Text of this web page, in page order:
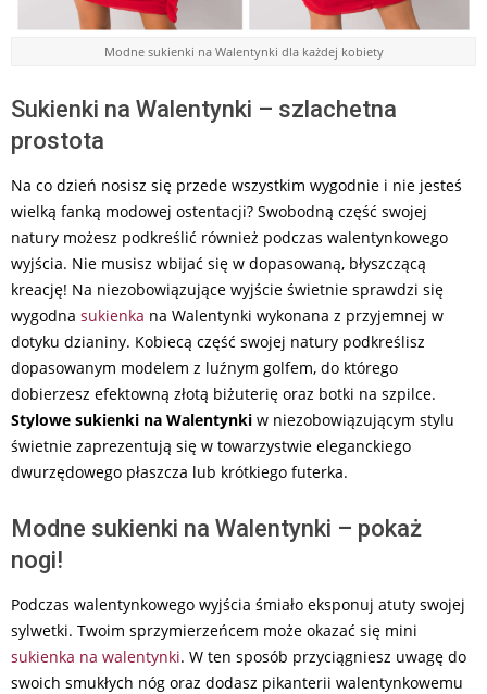
Modne sukienki na Walentynki dla każdej kobiety
Sukienki na Walentynki – szlachetna
prostota
Na co dzień nosisz się przede wszystkim wygodnie i nie jesteś
wielką fanką modowej ostentacji? Swobodną część swojej
natury możesz podkreślić również podczas walentynkowego
wyjścia. Nie musisz wbijać się w dopasowaną, błyszczącą
kreację! Na niezobowiązujące wyjście świetnie sprawdzi się
wygodna sukienka na Walentynki wykonana z przyjemnej w
dotyku dzianiny. Kobiecą część swojej natury podkreślisz
dopasowanym modelem z luźnym golfem, do którego
dobierzesz efektowną złotą biżuterię oraz botki na szpilce.
Stylowe sukienki na Walentynki w niezobowiązującym stylu
świetnie zaprezentują się w towarzystwie eleganckiego
dwurzędowego płaszcza lub krótkiego futerka.
Modne sukienki na Walentynki – pokaż
nogi!
Podczas walentynkowego wyjścia śmiało eksponuj atuty swojej
sylwetki. Twoim sprzymierzeńcem może okazać się mini
sukienka na walentynki. W ten sposób przyciągniesz uwagę do
swoich smukłych nóg oraz dodasz pikanterii walentynkowemu